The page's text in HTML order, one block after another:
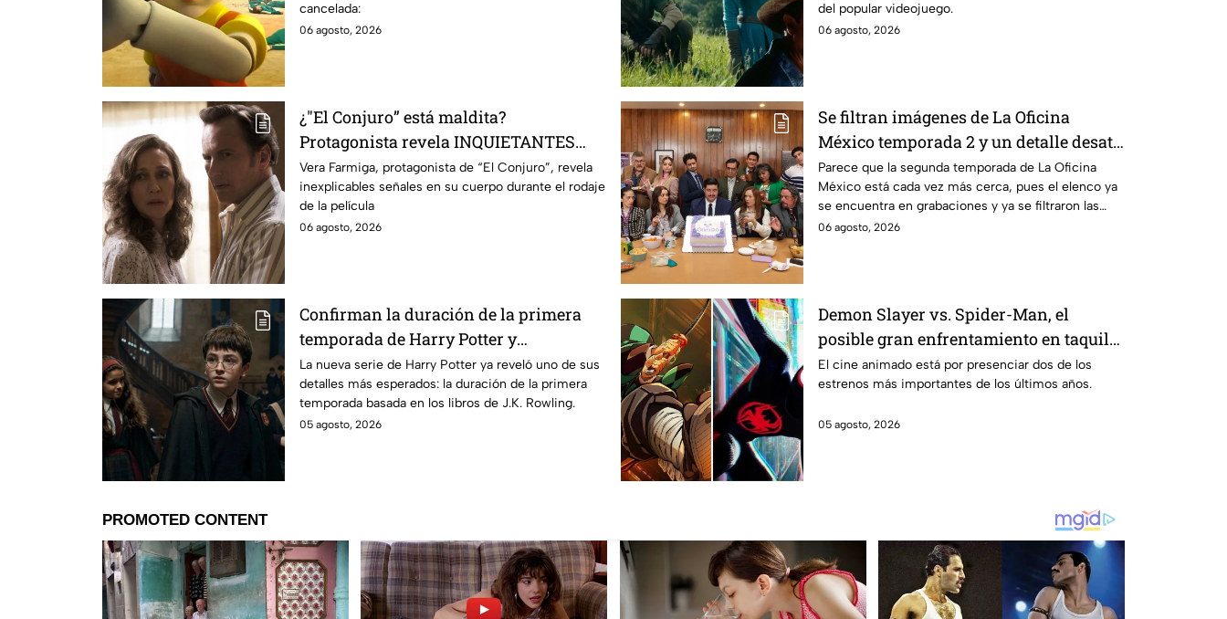
cancelada:
06 agosto, 2026
del popular videojuego.
06 agosto, 2026
¿"El Conjuro” está maldita?
Protagonista revela INQUIETANTES
señales en su cuerpo durante la
grabación de la película
Vera Farmiga, protagonista de “El Conjuro”, revela
inexplicables señales en su cuerpo durante el rodaje
de la película
06 agosto, 2026
Se filtran imágenes de La Oficina
México temporada 2 y un detalle desata
teorías entre los fans
Parece que la segunda temporada de La Oficina
México está cada vez más cerca, pues el elenco ya
se encuentra en grabaciones y ya se filtraron las
primeras imágenes del set.
06 agosto, 2026
Confirman la duración de la primera
temporada de Harry Potter y
emocionará a los fans de los libros
La nueva serie de Harry Potter ya reveló uno de sus
detalles más esperados: la duración de la primera
temporada basada en los libros de J.K. Rowling.
05 agosto, 2026
Demon Slayer vs. Spider-Man, el
posible gran enfrentamiento en taquilla
del 2027
El cine animado está por presenciar dos de los
estrenos más importantes de los últimos años.
05 agosto, 2026